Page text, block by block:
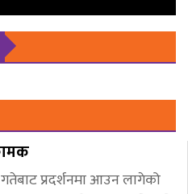
प्रदर्शनमा आउन लागेको